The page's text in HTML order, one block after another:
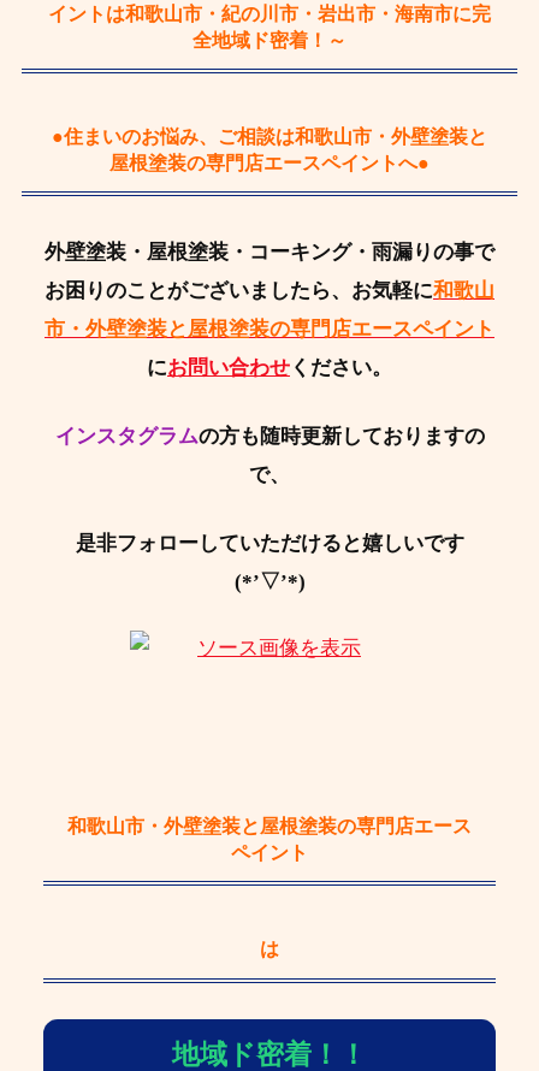
イントは和歌山市・紀の川市・岩出市・海南市に完
全地域ド密着！～
●住まいのお悩み、ご相談は和歌山市・外壁塗装と
屋根塗装の専門店エースペイントへ●
外壁塗装・屋根塗装・コーキング・雨漏りの事で
お困りのことがございましたら、お気軽に和歌山
市・外壁塗装と屋根塗装の専門店エースペイント
にお問い合わせ ください。
インスタグラムの方も随時更新しておりますの
で、
是非フォローしていただけると嬉しいです
(*’▽’*)
和歌山市・外壁塗装と屋根塗装の専門店エース
ペイント
は
地域ド密着！！